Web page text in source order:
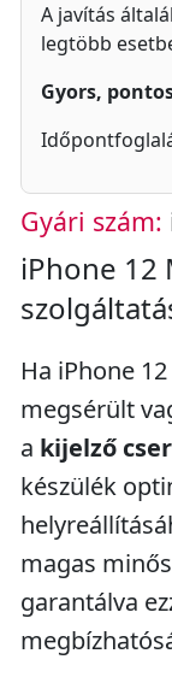
A javítás
legtöbb
Gyors,
Gyári szám:
iPhone 12
Ha iPhone
megsérült
a kijelző
készülék
magas
garantálva